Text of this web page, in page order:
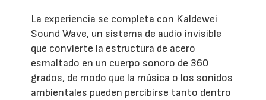
La experiencia se completa con Kaldewei
Sound Wave, un sistema de audio invisible
que convierte la estructura de acero
esmaltado en un cuerpo sonoro de 360
grados, de modo que la música o los sonidos
ambientales pueden percibirse tanto dentro